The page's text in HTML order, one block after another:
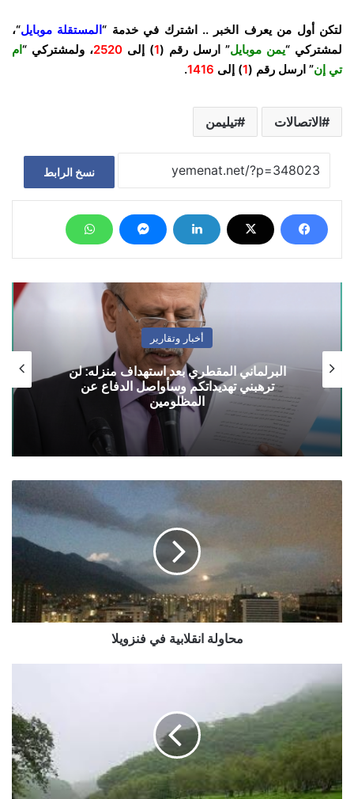
لتكن أول من يعرف الخبر .. اشترك في خدمة “المستقلة موبايل“،
لمشتركي “يمن موبايل” ارسل رقم (1) إلى 2520، ولمشتركي “ام
تي إن” ارسل رقم (1) إلى 1416
.
الاتصالات تيليمن
نسخ الرابط
أخبار وتقارير
البرلماني المقطري بعد استهداف منزله: لن
ترهبني تهديداتكم وسأواصل الدفاع عن
المظلومين
محاولة انقلابية في فنزويلا
الطقس
المتوقعة
حتى
عصر
الأربعاء
مايو/